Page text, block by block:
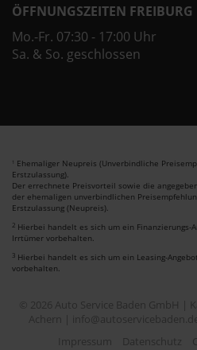
ÖFFNUNGSZEITEN FREIBURG
Mo.-Fr. 07:30 - 17:00 Uhr
Sa. & So. geschlossen
1 Ehemaliger Neupreis (Unverbindliche
Erstzulassung).
Der errechnete Preisvorteil sowie die
der ehemaligen unverbindlichen
Erstzulassung (Neupreis).
2 Hierbei handelt es sich um ein Finanzierungs-
Irrtümer vorbehalten.
3 Hierbei handelt es sich um ein Leasing-
vorbehalten.
© 2026 Auto Service Baden GmbH |
Achern |
Impressum
Datenschutz